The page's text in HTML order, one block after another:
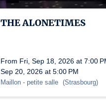
THE ALONETIMES
From Fri, Sep 18, 2026 at 7:00
Sep 20, 2026 at 5:00 PM
Maillon - petite salle (Strasbourg)